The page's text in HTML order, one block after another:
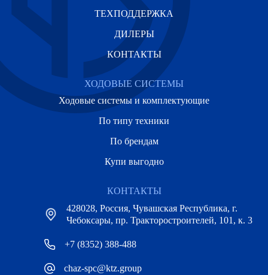
ТЕХПОДДЕРЖКА
ДИЛЕРЫ
КОНТАКТЫ
ХОДОВЫЕ СИСТЕМЫ
Ходовые системы и комплектующие
По типу техники
По брендам
Купи выгодно
КОНТАКТЫ
428028, Россия, Чувашская Республика, г.
Чебоксары, пр. Тракторостроителей, 101, к. 3
+7 (8352) 388-488
chaz-spc@ktz.group